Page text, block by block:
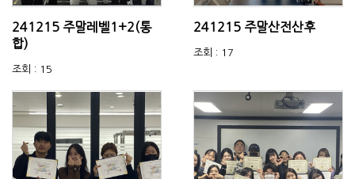
241215 주말레벨1+2(통
합)
조회 : 15
241215 주말산전산후
조회 : 17